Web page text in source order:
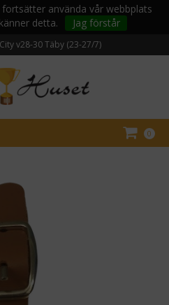
fortsätter använda vår webbplats
detta.
Jag förstår
v28-30Täby (23-27/7)
0